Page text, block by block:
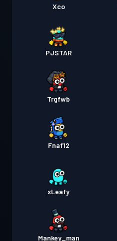
Xco
PJSTAR
Trgfwb
Fnaf12
xLeafy
Mankey_man